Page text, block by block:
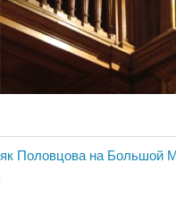
Половцова на Большой